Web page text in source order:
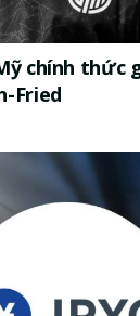
chính thức
Fried